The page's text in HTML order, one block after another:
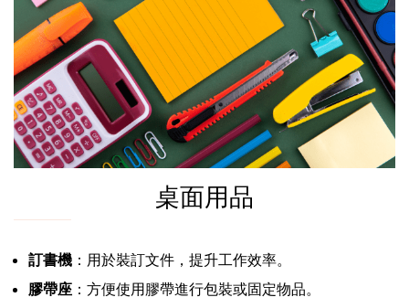
桌面用品
訂書機 ：用於裝訂文件，提升工作效率。
膠帶座 ：方便使用膠帶進行包裝或固定物品。